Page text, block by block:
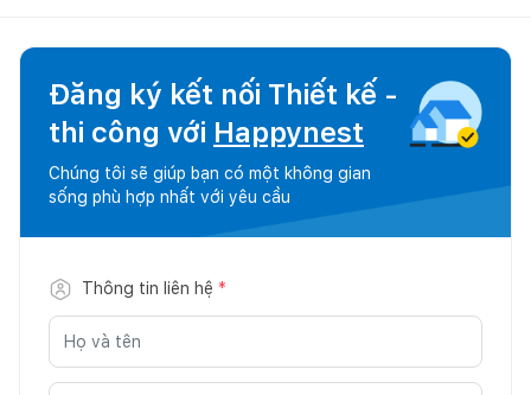
Đăng ký kết nối Thiết kế -
thi công với Happynest
Chúng tôi sẽ giúp bạn có một không gian
sống phù hợp nhất với yêu cầu
Thông tin liên hệ *